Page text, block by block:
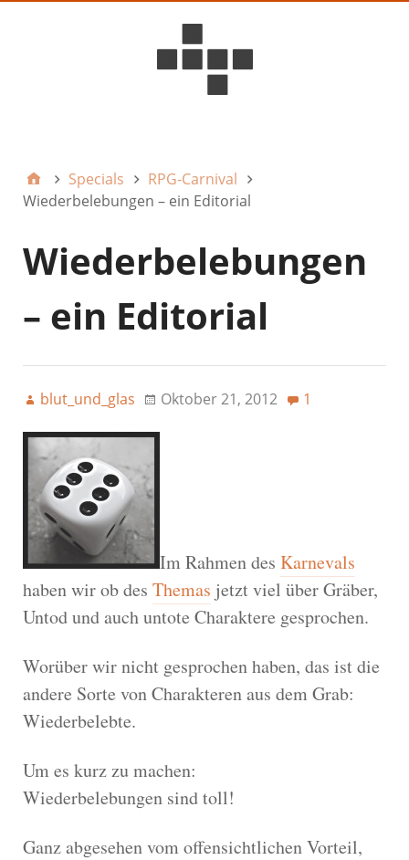
Specials
RPG-Carnival
Wiederbelebungen – ein Editorial
Wiederbelebungen
– ein Editorial
blut_und_glas Oktober 21, 2012 1
Im Rahmen des Karnevals
haben wir ob des Themas jetzt viel über Gräber,
Untod und auch untote Charaktere gesprochen.
Worüber wir nicht gesprochen haben, das ist die
andere Sorte von Charakteren aus dem Grab:
Wiederbelebte.
Um es kurz zu machen:
Wiederbelebungen sind toll!
Ganz abgesehen vom offensichtlichen Vorteil,